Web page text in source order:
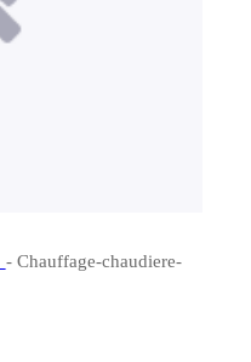
- Chauffage-chaudiere-